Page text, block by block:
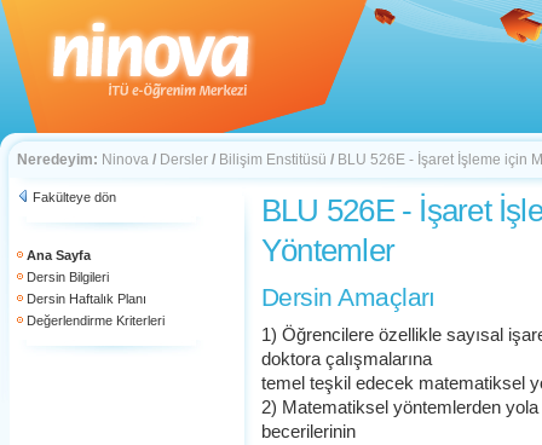
Neredeyim: Ninova / Dersler / Bilişim Enstitüsü / BLU 526E - İşaret İşleme için
Fakülteye dön
Ana Sayfa
Dersin Bilgileri
Dersin Haftalık Planı
Değerlendirme Kriterleri
BLU 526E - İşaret
Yöntemler
Dersin Amaçları
1) Öğrencilere özellikle sayısal
doktora çalışmalarına
temel teşkil edecek matematiksel
2) Matematiksel yöntemlerden
becerilerinin